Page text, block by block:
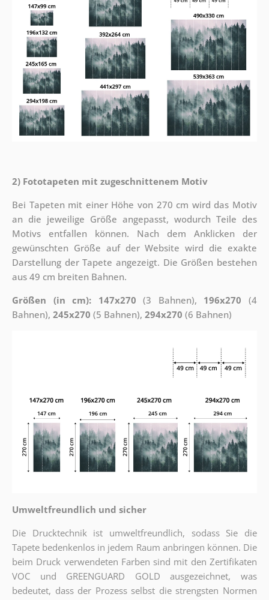
2) Fototapeten mit zugeschnittenem Motiv
Bei Tapeten mit einer Höhe von 270 cm wird das Motiv
an die jeweilige Größe angepasst, wodurch Teile des
Motivs entfallen können. Nach dem Anklicken der
gewünschten Größe auf der Website wird die exakte
Darstellung der Tapete angezeigt. Die Größen bestehen
aus 49 cm breiten Bahnen.
Größen (in cm): 147x270 (3 Bahnen), 196x270 (4
Bahnen), 245x270 (5 Bahnen), 294x270 (6 Bahnen)
Umweltfreundlich und sicher
Die Drucktechnik ist umweltfreundlich, sodass Sie die
Tapete bedenkenlos in jedem Raum anbringen können. Die
beim Druck verwendeten Farben sind mit den Zertifikaten
VOC und GREENGUARD GOLD ausgezeichnet, was
bedeutet, dass der Prozess selbst die strengsten Normen